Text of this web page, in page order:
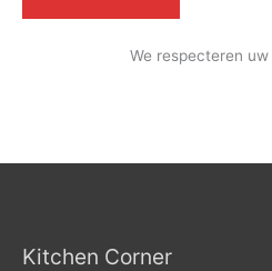
We respecteren uw
Kitchen Corner